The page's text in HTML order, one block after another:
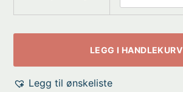
LEGG I HANDLEKURV
Legg til ønskeliste